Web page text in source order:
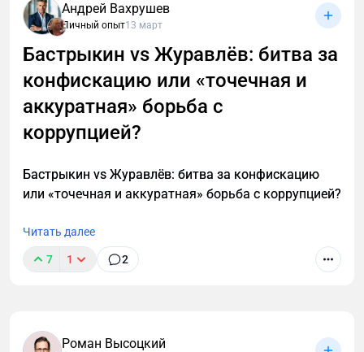
Андрей Вахрушев
Личный опыт13 март
Бастрыкин vs Журавлёв: битва за
конфискацию или «точечная и
аккуратная» борьба с
коррупцией?
Бастрыкин vs Журавлёв: битва за конфискацию
или «точечная и аккуратная» борьба с коррупцией?
Читать далее
7 1 2
Роман Высоцкий